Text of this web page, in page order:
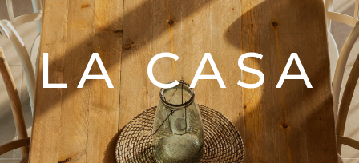
LA CASA